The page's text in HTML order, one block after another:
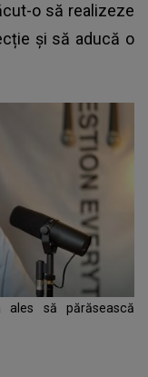
o să realizeze
și să aducă o
să părăsească